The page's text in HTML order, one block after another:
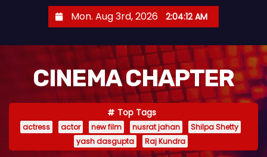
Mon. Aug 3rd, 2026 2:04:13 AM
CINEMA CHAPTER
Top Tags
actress actor new film nusrat jahan
Shilpa Shetty
yash dasgupta
Raj Kundra